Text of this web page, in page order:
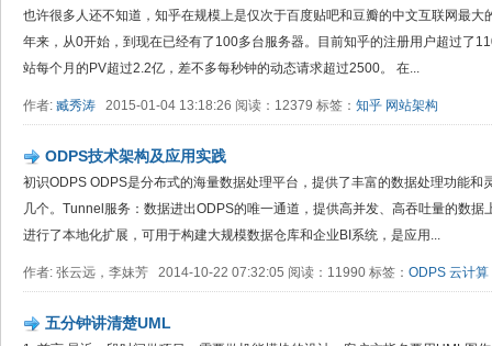
也许很多人还不知道，知乎在规模上是仅次于百度贴吧和豆瓣的中文互联网最
年来，从0开始，到现在已经有了100多台服务器。目前知乎的注册用户超过了
站每个月的PV超过2.2亿，差不多每秒钟的动态请求超过2500。 在...
作者: 臧秀涛 2015-01-04 13:18:26 阅读：12379 标签： 知乎 网站架构
ODPS技术架构及应用实践
初识ODPS ODPS是分布式的海量数据处理平台，提供了丰富的数据处理功能和
几个。Tunnel服务：数据进出ODPS的唯一通道，提供高并发、高吞吐量的数
进行了本地化扩展，可用于构建大规模数据仓库和企业BI系统，是应用...
作者: 张云远，李妹芳 2014-10-22 07:32:05 阅读：11990 标签： ODPS 云计算
五分钟讲清楚UML